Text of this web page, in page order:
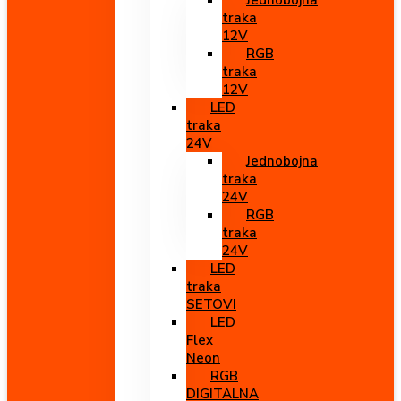
traka
12V
RGB
traka
12V
LED
traka
24V
Jednobojna
traka
24V
RGB
traka
24V
LED
traka
SETOVI
LED
Flex
Neon
RGB
DIGITALNA